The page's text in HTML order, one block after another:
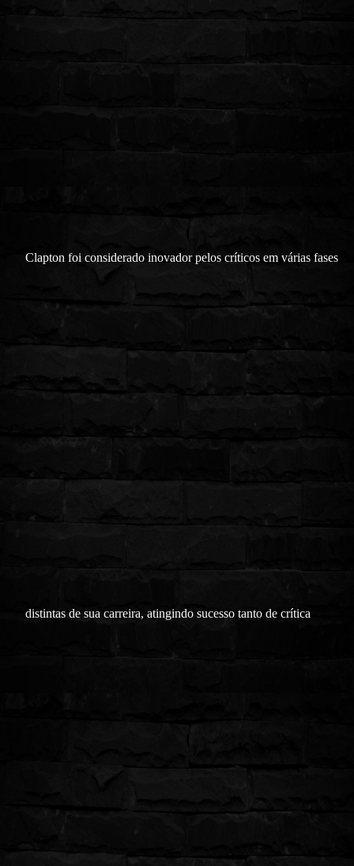
Clapton foi considerado inovador pelos críticos em várias fases
distintas de sua carreira, atingindo sucesso tanto de crítica